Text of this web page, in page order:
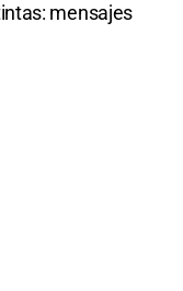
mensajes